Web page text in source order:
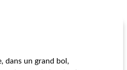
dans un grand bol,